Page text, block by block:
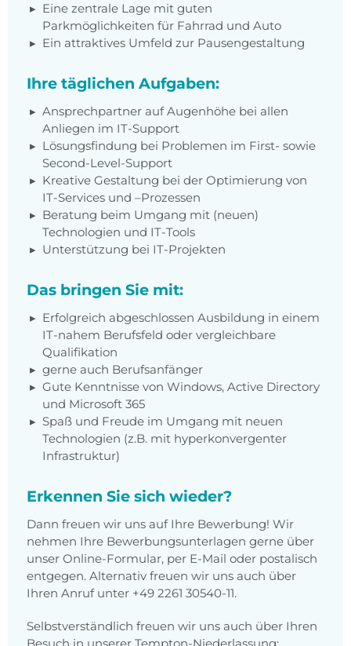
Eine zentrale Lage mit guten
Parkmöglichkeiten für Fahrrad und Auto
Ein attraktives Umfeld zur Pausengestaltung
Ihre täglichen Aufgaben:
Ansprechpartner auf Augenhöhe bei allen
Anliegen im IT-Support
Lösungsfindung bei Problemen im First- sowie
Second-Level-Support
Kreative Gestaltung bei der Optimierung von
IT-Services und –Prozessen
Beratung beim Umgang mit (neuen)
Technologien und IT-Tools
Unterstützung bei IT-Projekten
Das bringen Sie mit:
Erfolgreich abgeschlossen Ausbildung in einem
IT-nahem Berufsfeld oder vergleichbare
Qualifikation
gerne auch Berufsanfänger
Gute Kenntnisse von Windows, Active Directory
und Microsoft 365
Spaß und Freude im Umgang mit neuen
Technologien (z.B. mit hyperkonvergenter
Infrastruktur)
Erkennen Sie sich wieder?
Dann freuen wir uns auf Ihre Bewerbung! Wir
nehmen Ihre Bewerbungsunterlagen gerne über
unser Online-Formular, per E-Mail oder postalisch
entgegen. Alternativ freuen wir uns auch über
Ihren Anruf unter +49 2261 30540-11.
Selbstverständlich freuen wir uns auch über Ihren